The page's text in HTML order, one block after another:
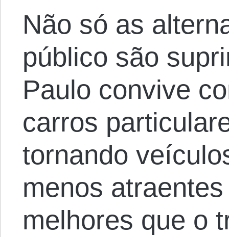
Não só as
público são
Paulo convive
carros
tornando
menos
melhores que o